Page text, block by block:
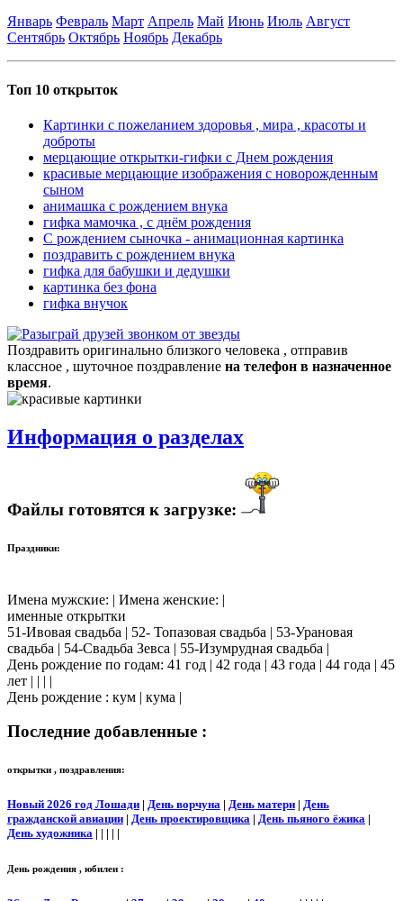
Январь Февраль Март Апрель Май Июнь Июль Август
Сентябрь Октябрь Ноябрь Декабрь
Топ 10 открыток
Картинки с пожеланием здоровья , мира , красоты и
доброты
мерцающие открытки-гифки с Днем рождения
красивые мерцающие изображения с новорожденным
сыном
анимашка с рождением внука
гифка мамочка , с днём рождения
С рождением сыночка - анимационная картинка
поздравить с рождением внука
гифка для бабушки и дедушки
картинка без фона
гифка внучок
Поздравить оригинально близкого человека , отправив
классное , шуточное поздравление на телефон в назначенное
время.
Информация о разделах
Файлы готовятся к загрузке:
Праздники:
Имена мужские: | Имена женские: |
именные открытки
51-Ивовая свадьба | 52- Топазовая свадьба | 53-Урановая
свадьба | 54-Свадьба Зевса | 55-Изумрудная свадьба |
День рождение по годам: 41 год | 42 года | 43 года | 44 года | 45
лет | | | |
День рождение : кум | кума |
Последние добавленные :
открытки , поздравления:
Новый 2026 год Лошади | День ворчуна | День матери | День
гражданской авиации | День проектировщика | День пьяного ёжика |
День художника | | | | |
День рождения , юбилеи :